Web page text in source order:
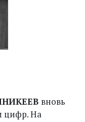
вновь
цифр. На